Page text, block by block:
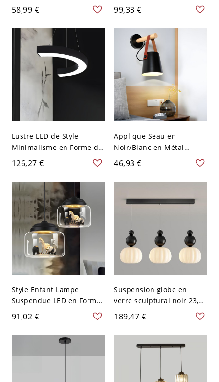
Style Moderne Luminaire
Encastré en Lumière
Blanche/Chaude - Noir
110 V-120 V Blanc
58,99 €
Lampe Suspendue
Industrielle à 1 Lumière -
110 V-120 V Noir 26,67 cm
99,33 €
Lustre LED de Style
Minimalisme en Forme de
C Noir Métallique
Suspension pour Salle de
Réunion - 110 V-120 V
Noir 40,64 cm
126,27 €
Applique Seau en
Noir/Blanc en Métal
Lampe Murale à 1
Lumière Style Chinois
avec Poignée et Bras Droit
110 V-120 V
46,93 €
Style Enfant Lampe
Suspendue LED en Forme
de Tambour en Verre Clair
avec Raccord en Métal
Suspension avec Décor
Interne d'Animal - 110 V-
120 V Noir
91,02 €
Suspension globe en
verre sculptural noir 23,5"
avec cadre métallique
pour îlots de cuisine,
tables à manger et
éclairage de plafond
moderne
189,47 €